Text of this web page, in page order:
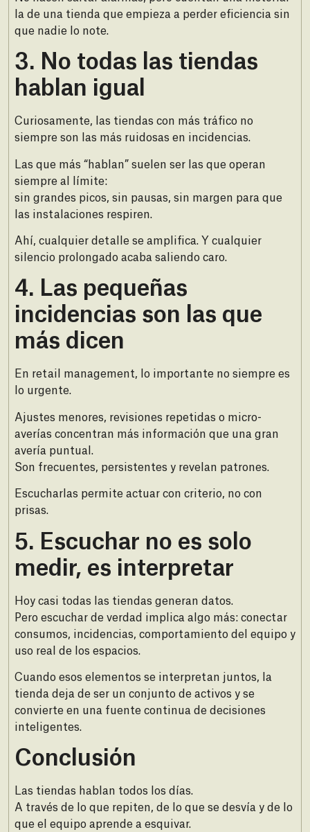
la de una tienda que empieza a perder eficiencia sin
que nadie lo note.
3.⁠ ⁠No todas las tiendas
hablan igual
Curiosamente, las tiendas con más tráfico no
siempre son las más ruidosas en incidencias.
Las que más “hablan” suelen ser las que operan
siempre al límite:
sin grandes picos, sin pausas, sin margen para que
las instalaciones respiren.
Ahí, cualquier detalle se amplifica. Y cualquier
silencio prolongado acaba saliendo caro.
4.⁠ ⁠Las pequeñas
incidencias son las que
más dicen
En retail management, lo importante no siempre es
lo urgente.
Ajustes menores, revisiones repetidas o micro-
averías concentran más información que una gran
avería puntual.
Son frecuentes, persistentes y revelan patrones.
Escucharlas permite actuar con criterio, no con
prisas.
5.⁠ ⁠Escuchar no es solo
medir, es interpretar
Hoy casi todas las tiendas generan datos.
Pero escuchar de verdad implica algo más: conectar
consumos, incidencias, comportamiento del equipo y
uso real de los espacios.
Cuando esos elementos se interpretan juntos, la
tienda deja de ser un conjunto de activos y se
convierte en una fuente continua de decisiones
inteligentes.
Conclusión
Las tiendas hablan todos los días.
A través de lo que repiten, de lo que se desvía y de lo
que el equipo aprende a esquivar.